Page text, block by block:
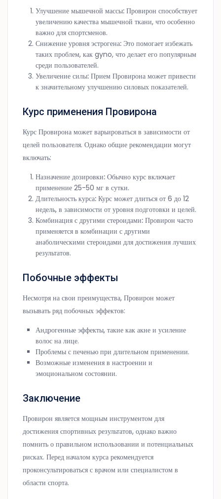
Улучшение мышечной массы: Провирон способствует
увеличению качества мышечной ткани, что особенно
важно для спортсменов.
Снижение уровня эстрогена: Это помогает избежать
таких проблем, как gyno, что делает его популярным
среди пользователей.
Увеличение силы: Прием Провирона может привести
к значительному улучшению силовых показателей.
Курс применения Провирона
Курс Провирона может варьироваться в зависимости от
целей пользователя. Однако общие рекомендации могут
включать:
Назначение дозировки: Обычно курс включает
применение 25-50 мг в сутки.
Длительность курса: Курс может длиться от 6 до 12
недель, в зависимости от уровня подготовки и целей.
Комбинация с другими стероидами: Провирон часто
применяется в комбинации с другими
анаболическими стероидами для достижения лучших
результатов.
Побочные эффекты
Несмотря на свои преимущества, Провирон может
вызывать ряд побочных эффектов:
Андрогенные эффекты, такие как акне и усиление
волос на лице.
Проблемы с печенью при длительном применении.
Возможные изменения в настроении и
эмоциональном состоянии.
Заключение
Провирон является мощным инструментом для
достижения спортивных результатов, однако важно
помнить о правильном использовании и потенциальных
рисках. Перед началом курса рекомендуется
проконсультироваться с врачом или специалистом в
области спорта.